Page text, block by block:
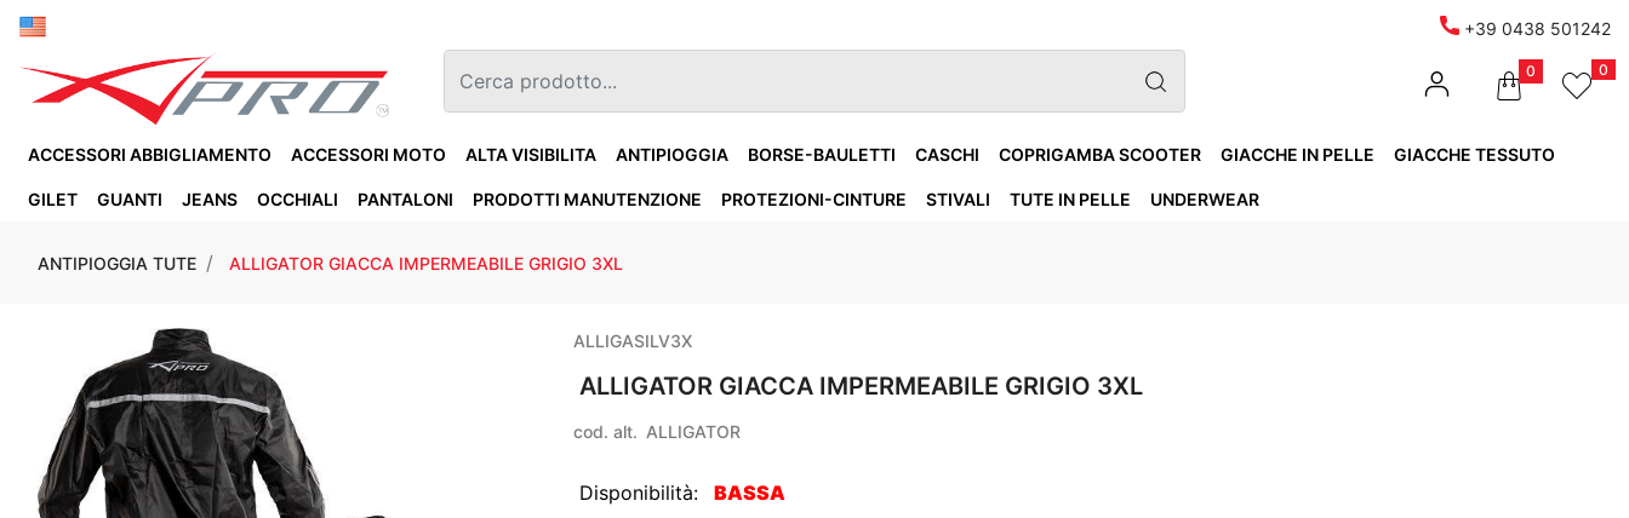
+39 0438 501242
0 0
ACCESSORI ABBIGLIAMENTO ACCESSORI MOTO ALTA VISIBILITA ANTIPIOGGIA BORSE-BAULETTI CASCHI COPRIGAMBA SCOOTER GIACCHE IN PELLE GIACCHE TESSUTO
GILET GUANTI JEANS OCCHIALI PANTALONI PRODOTTI MANUTENZIONE PROTEZIONI-CINTURE STIVALI TUTE IN PELLE UNDERWEAR
ANTIPIOGGIA TUTE ALLIGATOR GIACCA IMPERMEABILE GRIGIO 3XL
ALLIGASILV3X
ALLIGATOR GIACCA IMPERMEABILE GRIGIO 3XL
cod. alt. ALLIGATOR
Disponibilità: BASSA